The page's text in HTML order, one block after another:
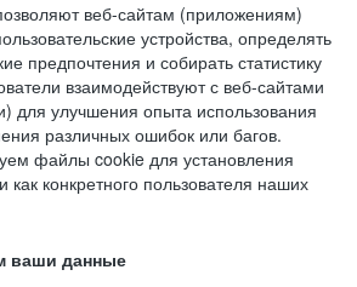
веб-сайтам (приложениям)
устройства, определять
предпочтения и собирать статистику
взаимодействуют с веб-сайтами
для улучшения опыта использования
различных ошибок или багов.
файлы cookie для установления
как конкретного пользователя наших
ваши данные